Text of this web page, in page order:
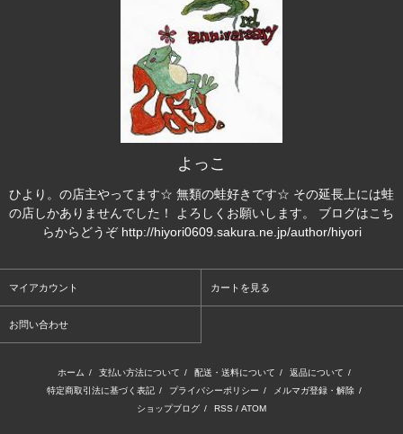
よっこ
ひより。の店主やってます☆ 無類の蛙好きです☆ その延長上には蛙
の店しかありませんでした！ よろしくお願いします。 ブログはこち
らからどうぞ http://hiyori0609.sakura.ne.jp/author/hiyori
マイアカウント カートを見る
お問い合わせ
ホーム / 支払い方法について / 配送・送料について / 返品について /
特定商取引法に基づく表記 / プライバシーポリシー / メルマガ登録・解除 /
ショップブログ / RSS / ATOM